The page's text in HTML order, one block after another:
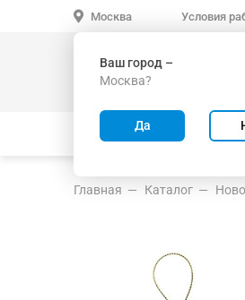
Москва
Ваш город –
Москва?
Да
Условия
ВСЕ ТОВАРЫ
Главная Каталог